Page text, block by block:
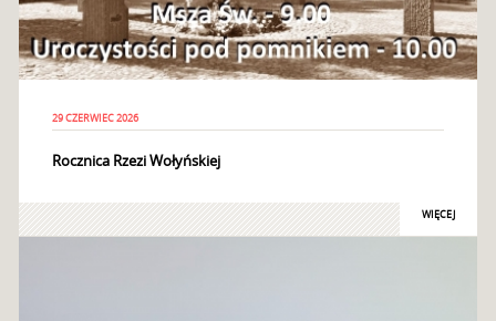
29 CZERWIEC 2026
Rocznica Rzezi Wołyńskiej
WIĘCEJ